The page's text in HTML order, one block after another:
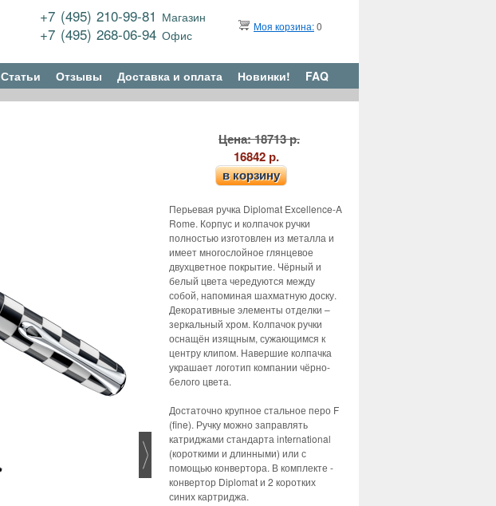
+7 (495) 210-99-81 Магазин
+7 (495) 268-06-94Офис
Моя корзина:0
Статьи Отзывы Доставка и оплата Новинки! FAQ
Цена: 18713 р.
16842 р.
в корзину
Перьевая ручка Diplomat Excellence-A
Rome. Корпус и колпачок ручки
полностью изготовлен из металла и
имеет многослойное глянцевое
двухцветное покрытие. Чёрный и
белый цвета чередуются между
собой, напоминая шахматную доску.
Декоративные элементы отделки –
зеркальный хром. Колпачок ручки
оснащён изящным, сужающимся к
центру клипом. Навершие колпачка
украшает логотип компании чёрно-
белого цвета.
Достаточно крупное стальное перо F
(fine). Ручку можно заправлять
катриджами стандарта international
(короткими и длинными) или с
помощью конвертора. В комплекте -
конвертор Diplomat и 2 коротких
синих картриджа.